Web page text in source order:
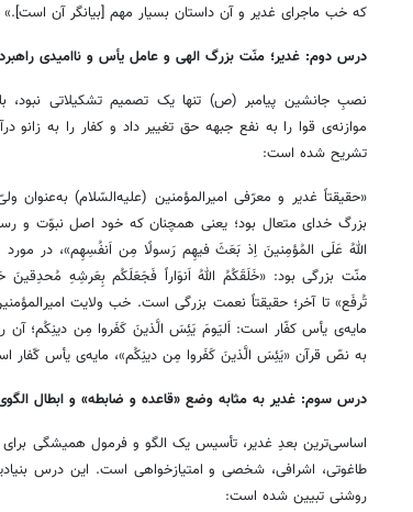
که خب ماجرای غدیر و آن داستان بسیار مهم [بیانگر آن است].»
درس دوم: غدیر؛ منّت بزرگ الهی و عامل یأس و ناامیدی
نصبِ جانشین پیامبر (ص) تنها یک تصمیم تشکیلاتی
تشریح شده است:
«حقیقتاً غدیر و معرّفی امیرالمؤمنین (علیه‌السّلام) به‌عنوان
بزرگ خدای متعال بود؛ یعنی همچنان که خود اصل نبوّت و
اللهُ عَلَی المُؤمِنینَ اِذ بَعَثَ فیهِم رَسولًا مِن اَنفُسِهِم»، در
منّت بزرگی بود: «خَلَقَکُمُ‌ اللهُ‌ اَنوَاراً فَجَعَلَکُم بِعَرشِهِ
تُرفَع‌» تا آخر؛ حقیقتاً نعمت بزرگی است. خب ولایت
مایه‌ی یأس کفّار است: اَلیَومَ یَئِسَ الَّذینَ کَفَروا مِن دینِکُم؛
به نصّ قرآن «یَئِسَ الَّذینَ کَفَروا مِن دینِکُم»، مایه‌ی یأس کّفار
درس سوم: غدیر به مثابه وضع «قاعده و ضابطه» و ابطال
اساسی‌ترین بعدِ غدیر، تأسیس یک الگو و فرمول همیشگی
روشنی تبیین شده است: